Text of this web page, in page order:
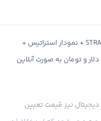
قیمت استراتیس Strax + قیمت لحظه ای استراتیس STRAX + نمودار استراتیس +
و تومان به صورت آنلاین
دیجیتال نیز قیمت تعیین